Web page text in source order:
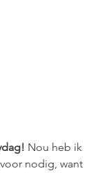
Nou heb ik
nodig, want